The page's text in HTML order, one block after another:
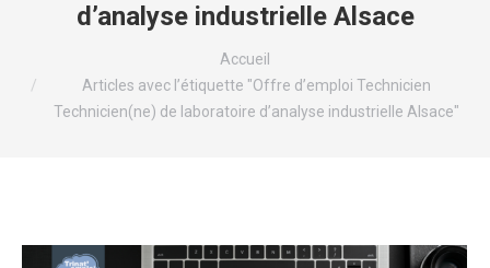
d’analyse industrielle Alsace
Accueil
Articles avec l’étiquette "Offre d’emploi Technicien
Technicien(ne) de laboratoire d’analyse industrielle Alsace"